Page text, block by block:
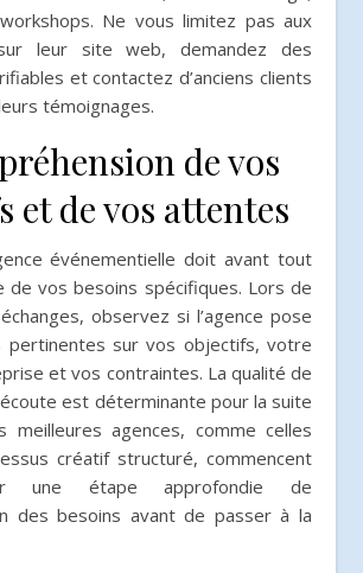
Ne vous limitez pas aux
leur site web, demandez des
et contactez d’anciens clients
témoignages.
de vos
et de vos attentes
événementielle doit avant tout
de vos besoins spécifiques. Lors de
observez si l’agence pose
pertinentes sur vos objectifs, votre
et vos contraintes. La qualité de
est déterminante pour la suite
meilleures agences, comme celles
créatif structuré, commencent
une étape approfondie de
des besoins avant de passer à la